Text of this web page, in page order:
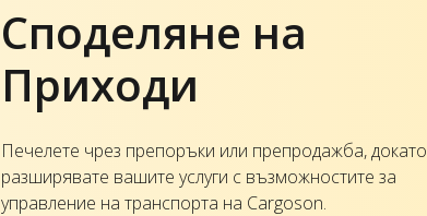
Споделяне на
Приходи
Печелете чрез препоръки или препродажба, докато
разширявате вашите услуги с възможностите за
управление на транспорта на Cargoson.